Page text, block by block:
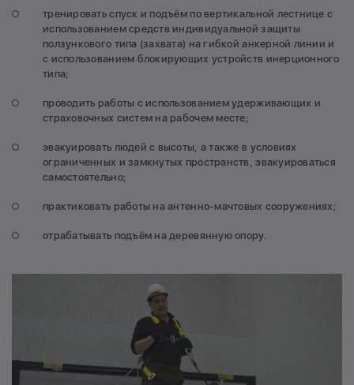
тренировать спуск и подъём по вертикальной лестнице с
использованием средств индивидуальной защиты
ползункового типа (захвата) на гибкой анкерной линии и
с использованием блокирующих устройств инерционного
типа;
проводить работы с использованием удерживающих и
страховочных систем на рабочем месте;
эвакуировать людей с высоты, а также в условиях
ограниченных и замкнутых пространств, эвакуироваться
самостоятельно;
практиковать работы на антенно-мачтовых сооружениях;
отрабатывать подъём на деревянную опору.